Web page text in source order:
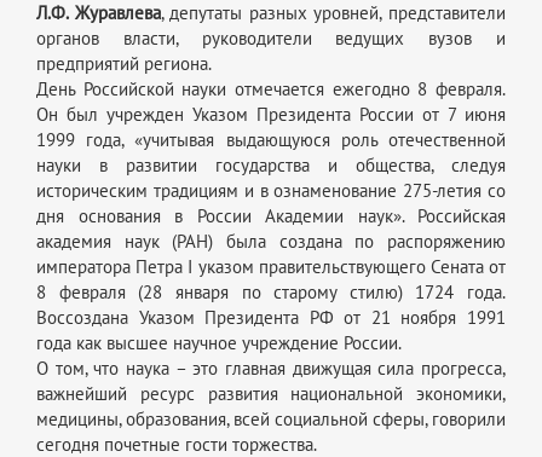
Л.Ф. Журавлева, депутаты разных уровней, представители
органов власти, руководители ведущих вузов и
предприятий региона.
День Российской науки отмечается ежегодно 8 февраля.
Он был учрежден Указом Президента России от 7 июня
1999 года, «учитывая выдающуюся роль отечественной
науки в развитии государства и общества, следуя
историческим традициям и в ознаменование 275-летия со
дня основания в России Академии наук». Российская
академия наук (РАН) была создана по распоряжению
императора Петра I указом правительствующего Сената от
8 февраля (28 января по старому стилю) 1724 года.
Воссоздана Указом Президента РФ от 21 ноября 1991
года как высшее научное учреждение России.
О том, что наука – это главная движущая сила прогресса,
важнейший ресурс развития национальной экономики,
медицины, образования, всей социальной сферы, говорили
сегодня почетные гости торжества.